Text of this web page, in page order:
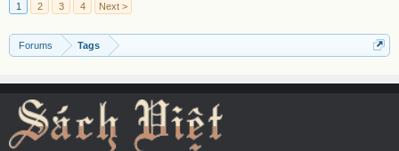
1 2 3 4 Next >
Forums Tags